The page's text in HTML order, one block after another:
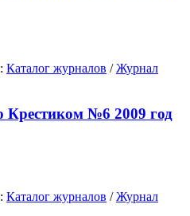
Каталог журналов /Журнал
№6 2009 год
Каталог журналов /Журнал